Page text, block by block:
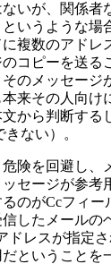
いが、関係者
いうような場
複数のアドレ
コピーを送る
のメッセージ
来その人向け
から判断する
ない）。
険を回避し、
セージが参考
のがCcフィー
したメールの
ドレスが指定
ということを